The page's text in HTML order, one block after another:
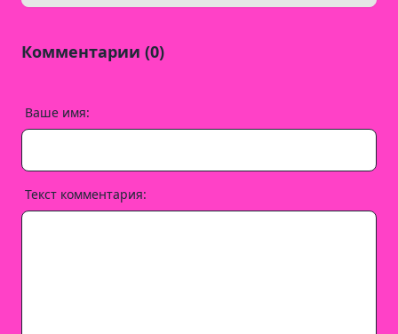
Комментарии (0)
Ваше имя:
Текст комментария: